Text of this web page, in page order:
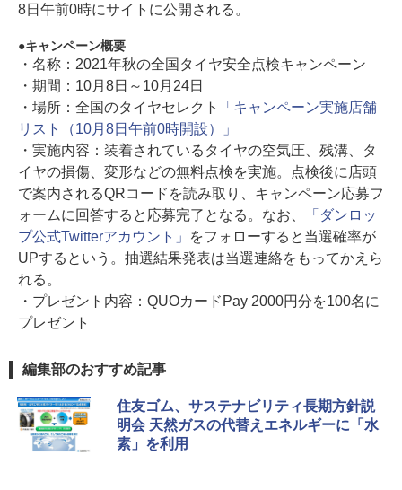
8日午前0時にサイトに公開される。
キャンペーン概要
・名称：2021年秋の全国タイヤ安全点検キャンペーン
・期間：10月8日～10月24日
・場所：全国のタイヤセレクト
「キャンペーン実施店舗
リスト（10月8日午前0時開設）」
・実施内容：装着されているタイヤの空気圧、残溝、タ
イヤの損傷、変形などの無料点検を実施。点検後に店頭
で案内されるQRコードを読み取り、キャンペーン応募フ
ォームに回答すると応募完了となる。なお、
「ダンロッ
プ公式Twitterアカウント」
をフォローすると当選確率が
UPするという。抽選結果発表は当選連絡をもってかえら
れる。
・プレゼント内容：QUOカードPay 2000円分を100名に
プレゼント
編集部のおすすめ記事
住友ゴム、サステナビリティ長期方針説
明会 天然ガスの代替えエネルギーに「水
素」を利用